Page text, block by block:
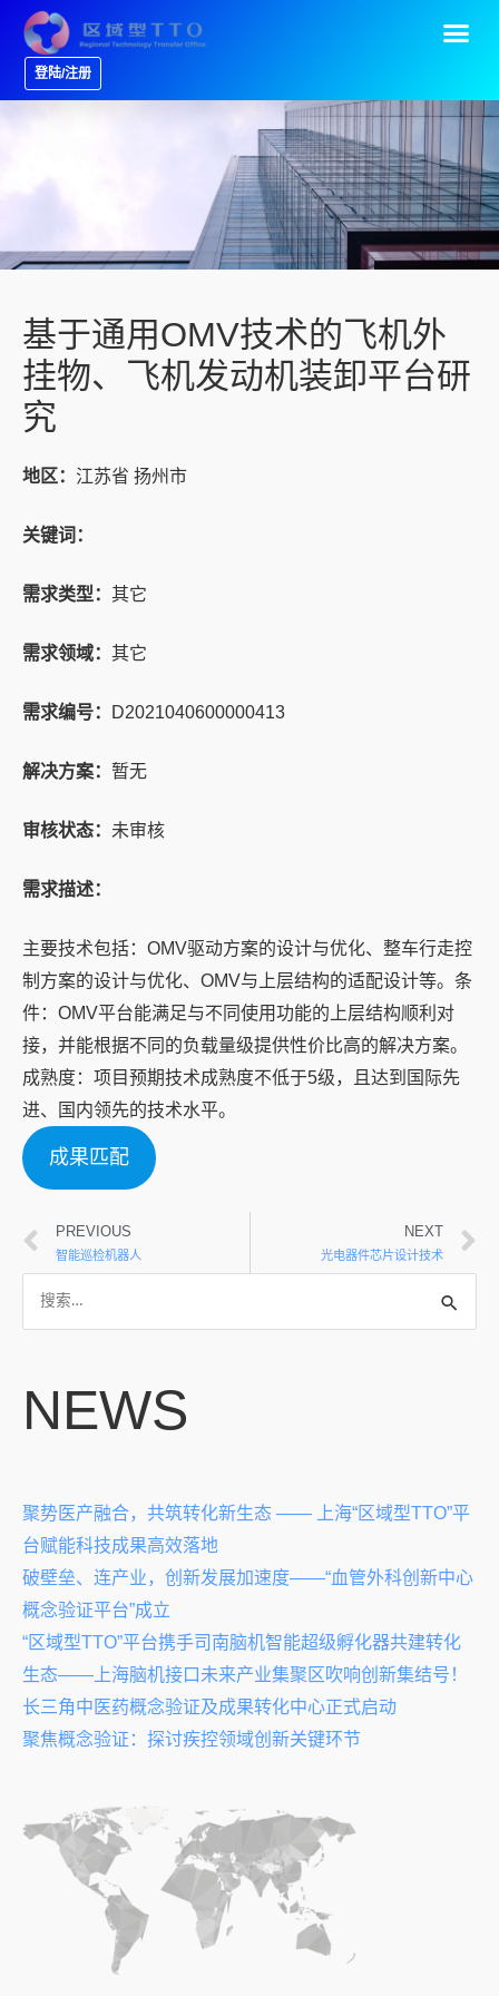
登陆/注册
基于通用OMV技术的飞机外
挂物、飞机发动机装卸平台研
究
地区： 江苏省 扬州市
关键词：
需求类型： 其它
需求领域： 其它
需求编号： D2021040600000413
解决方案： 暂无
审核状态： 未审核
需求描述：
主要技术包括：OMV驱动方案的设计与优化、整车行走控
制方案的设计与优化、OMV与上层结构的适配设计等。条
件：OMV平台能满足与不同使用功能的上层结构顺利对
接，并能根据不同的负载量级提供性价比高的解决方案。
成熟度：项目预期技术成熟度不低于5级，且达到国际先
进、国内领先的技术水平。
成果匹配
PREVIOUS
智能巡检机器人
NEXT
光电器件芯片设计技术
NEWS
聚势医产融合，共筑转化新生态 —— 上海“区域型TTO”平
台赋能科技成果高效落地
破壁垒、连产业，创新发展加速度——“血管外科创新中心
概念验证平台”成立
“区域型TTO”平台携手司南脑机智能超级孵化器共建转化
生态——上海脑机接口未来产业集聚区吹响创新集结号！
长三角中医药概念验证及成果转化中心正式启动
聚焦概念验证：探讨疾控领域创新关键环节